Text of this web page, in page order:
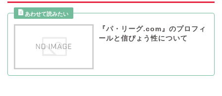
『パ・リーグ.com』のプロフィ
ールと信ぴょう性について